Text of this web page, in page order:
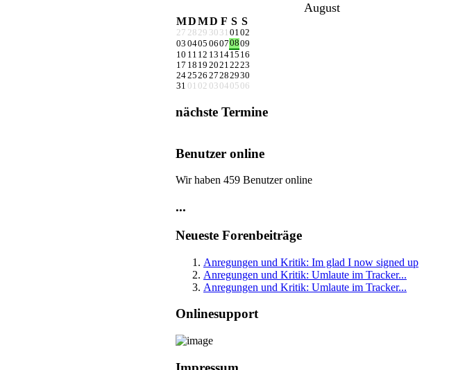
August
MDMD F S S
27 28 29 30 31 0102
03 0405 06070809
10 11 12 13 1415 16
17 18 19 20212223
242526 27282930
31 01 02 03 04 05 06
nächste Termine
Benutzer online
Wir haben 459 Benutzer online
...
Neueste Forenbeiträge
Anregungen und Kritik: Im glad I now signed up
Anregungen und Kritik: Umlaute im Tracker...
Anregungen und Kritik: Umlaute im Tracker...
Onlinesupport